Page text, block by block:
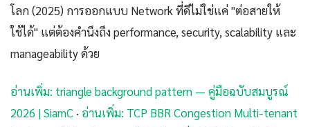
โลก (2025) การออกแบบ Network ที่ดีไม่ใช่แค่ "ต่อสายให้
ใช้ได้" แต่ต้องคำนึงถึง performance, security, scalability และ
manageability ด้วย
อ่านเพิ่ม: triangle background pattern — คู่มือฉบับสมบูรณ์
2026 | SiamC · อ่านเพิ่ม: TCP BBR Congestion Multi-tenant